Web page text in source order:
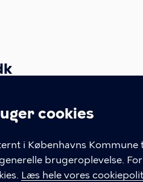
cookies
i Københavns
brugeroplevelse.
Læs hele vores
under Creative